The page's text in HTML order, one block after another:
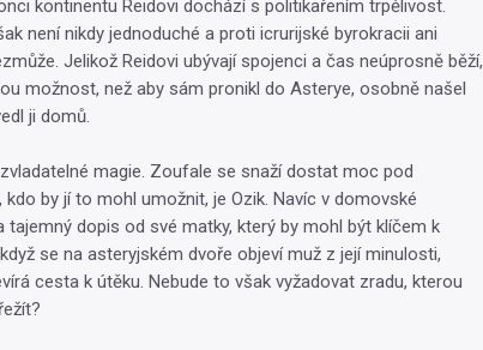
kontinentu Reidovi dochází s politikařením trpělivost.
není nikdy jednoduché a proti icrurijské byrokracii ani
Jelikož Reidovi ubývají spojenci a čas neúprosně běží,
možnost, než aby sám pronikl do Asterye, osobně našel
ji domů.
magie. Zoufale se snaží dostat moc pod
kdo by jí to mohl umožnit, je Ozik. Navíc v domovské
tajemný dopis od své matky, který by mohl být klíčem k
se na asteryjském dvoře objeví muž z její minulosti,
cesta k útěku. Nebude to však vyžadovat zradu, kterou